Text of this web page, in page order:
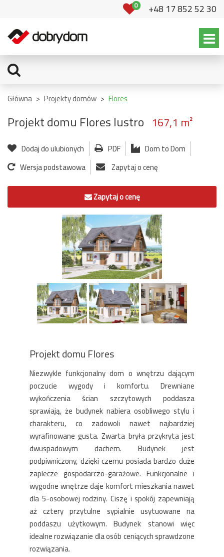
0 +48 17 852 52 30
Główna > Projekty domów > Flores
Projekt domu Flores lustro 167,1 m²
Dodaj do ulubionych PDF
Dom to Dom
Wersja podstawowa
Zapytaj o cenę
Zapytaj o cenę
Projekt domu Flores
Niezwykle funkcjonalny dom o wnętrzu dającym
poczucie wygody i komfortu. Drewniane
wykończenia ścian szczytowych poddasza
sprawiają, że budynek nabiera osobliwego stylu i
charakteru, co zadowoli nawet najbardziej
wyrafinowane gusta. Zwarta bryła przykryta jest
dwuspadowym dachem. Budynek jest
podpiwniczony, dzięki czemu posiada bardzo duże
zaplecze gospodarczo-garażowe. Funkcjonalne i
wygodne wnętrze daje komfort mieszkania nawet
dla 5-osobowej rodziny. Ciszę i spokój zapewniają
aż cztery przytulne sypialnie usytuowane na
poddaszu użytkowym. Budynek stanowi więc
idealne rozwiązanie dla osób ceniących sprawdzone
rozwiązania.